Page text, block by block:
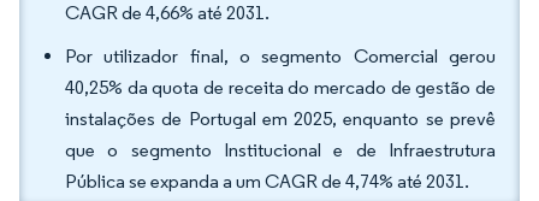
CAGR de 4,66% até 2031.
Por utilizador final, o segmento Comercial gerou
40,25% da quota de receita do mercado de gestão de
instalações de Portugal em 2025, enquanto se prevê
que o segmento Institucional e de Infraestrutura
Pública se expanda a um CAGR de 4,74% até 2031.